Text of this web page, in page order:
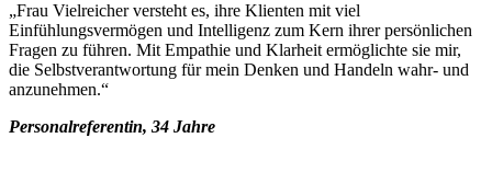
„Frau Vielreicher versteht es, ihre Klienten mit viel
Einfühlungsvermögen und Intelligenz zum Kern ihrer persönlichen
Fragen zu führen. Mit Empathie und Klarheit ermöglichte sie mir,
die Selbstverantwortung für mein Denken und Handeln wahr- und
anzunehmen.“
Personalreferentin, 34 Jahre